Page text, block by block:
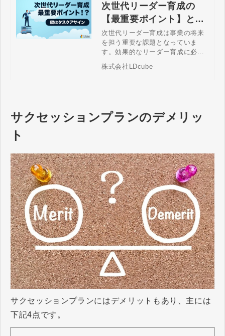
次世代リーダー育成の
【最重要ポイント】と
は！？ その鍵はタスク
アサイン！
次世代リーダー育成は事業の将来
を担う重要な課題となっていま
す。効果的なリーダー育成に必要
うか？本記事では、その鍵と具体
能力開発方法ついて詳しく解説し
ます。
株式会社LDcube
サクセッションプランのデメリッ
ト
サクセッションプランにはデメリットもあり、主には
下記4点です。